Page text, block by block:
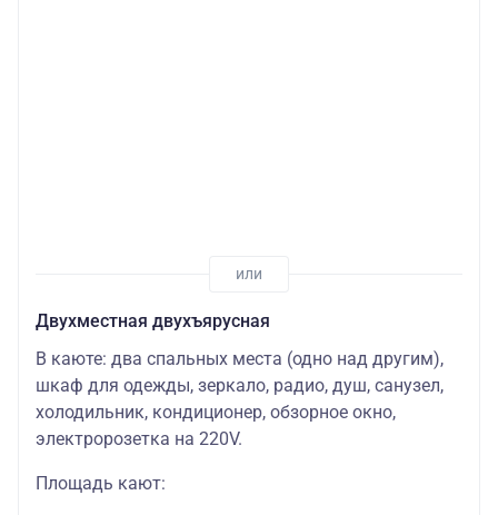
Двухместная двухъярусная
В каюте: два спальных места (одно над другим),
шкаф для одежды, зеркало, радио, душ, санузел,
холодильник, кондиционер, обзорное окно,
электророзетка на 220V.
Площадь кают: